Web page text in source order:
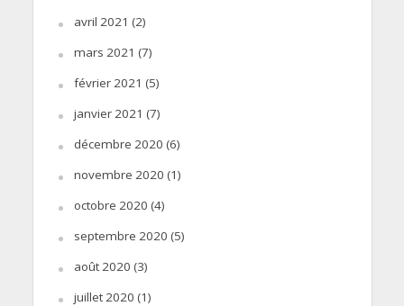
avril 2021 (2)
mars 2021 (7)
février 2021 (5)
janvier 2021 (7)
décembre 2020 (6)
novembre 2020 (1)
octobre 2020 (4)
septembre 2020 (5)
août 2020 (3)
juillet 2020 (1)